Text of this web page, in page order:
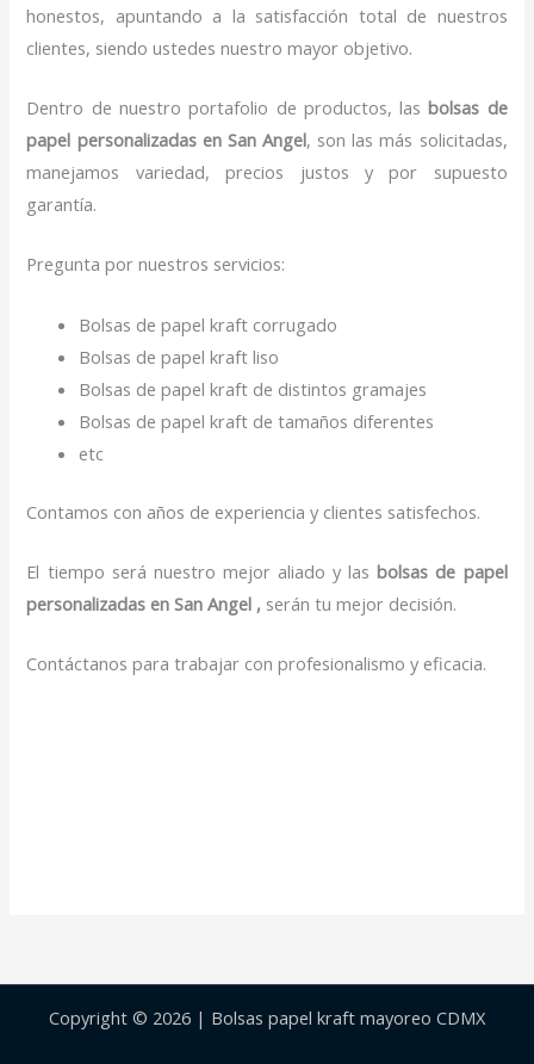
honestos, apuntando a la satisfacción total de nuestros
clientes, siendo ustedes nuestro mayor objetivo.
Dentro de nuestro portafolio de productos, lasbolsas de
papel personalizadas en San Angel, son las más solicitadas,
manejamos variedad, precios justos y por supuesto
garantía.
Pregunta por nuestros servicios:
Bolsas de papel kraft corrugado
Bolsas de papel kraft liso
Bolsas de papel kraft de distintos gramajes
Bolsas de papel kraft de tamaños diferentes
etc
Contamos con años de experiencia y clientes satisfechos.
El tiempo será nuestro mejor aliado y lasbolsas de papel
personalizadas en San Angel , serán tu mejor decisión.
Contáctanos para trabajar con profesionalismo y eficacia.
Copyright © 2026 | Bolsas papel kraft mayoreo CDMX